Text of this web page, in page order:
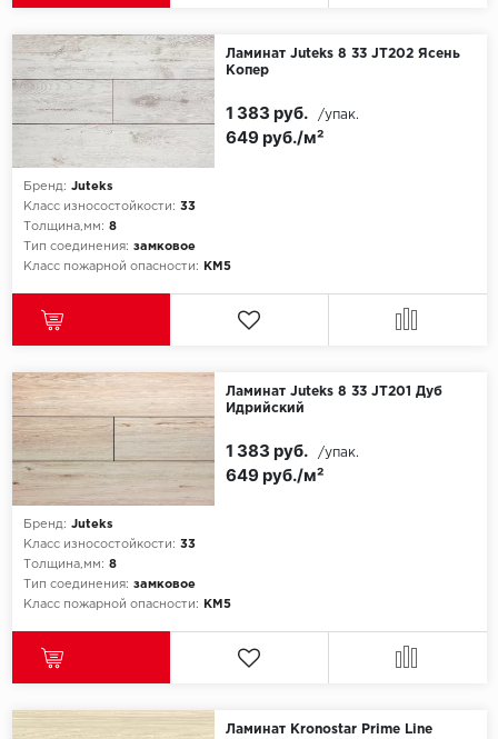
Ламинат Juteks 8 33 JT202 Ясень
Копер
Бренд: Juteks
Класс износостойкости: 33
Толщина,мм: 8
Тип соединения: замковое
Класс пожарной опасности:
КМ5
649 руб./м²
1 383 руб. /упак.
Ламинат Juteks 8 33 JT201 Дуб
Идрийский
Бренд: Juteks
Класс износостойкости: 33
Толщина,мм: 8
Тип соединения: замковое
Класс пожарной опасности:
КМ5
649 руб./м²
1 383 руб. /упак.
Ламинат Kronostar Prime Line